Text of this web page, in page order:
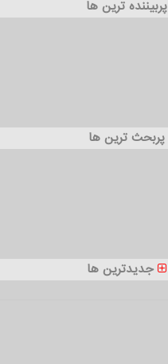
پربیننده ترین ها
پربحث ترین ها
جدیدترین ها